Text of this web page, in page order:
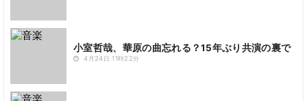
小室哲哉、華原の曲忘れる？15年ぶり共演の裏で
4月24日 11時22分